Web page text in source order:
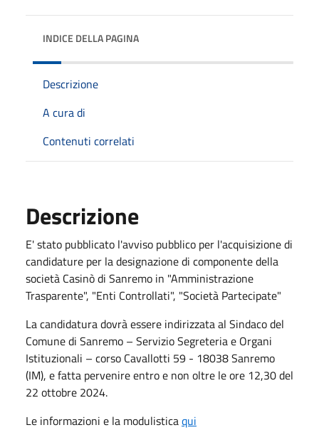
INDICE DELLA PAGINA
Descrizione
A cura di
Contenuti correlati
Descrizione
E' stato pubblicato l'avviso pubblico per l'acquisizione di
candidature per la designazione di componente della
società Casinò di Sanremo in "Amministrazione
Trasparente", "Enti Controllati", "Società Partecipate"
La candidatura dovrà essere indirizzata al Sindaco del
Comune di Sanremo – Servizio Segreteria e Organi
Istituzionali – corso Cavallotti 59 - 18038 Sanremo
(IM), e fatta pervenire entro e non oltre le ore 12,30 del
22 ottobre 2024.
Le informazioni e la modulisticaqui